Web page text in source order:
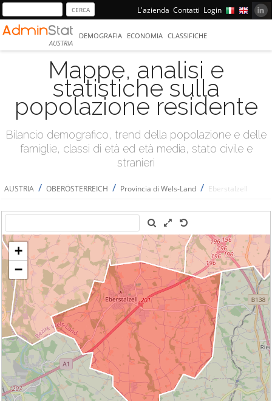
L'azienda Contatti Login
AUSTRIA
DEMOGRAFIA ECONOMIA CLASSIFICHE
Mappe, analisi e
statistiche sulla
popolazione residente
Bilancio demografico, trend della popolazione e delle
famiglie, classi di età ed età media, stato civile e
stranieri
AUSTRIA / OBERÖSTERREICH / Provincia di Wels-Land / Eberstalzell